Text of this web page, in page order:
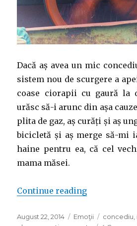
Dacă aș avea un mic
sistem nou de scurgere a
coase ciorapii cu gaură la
urăsc să-i arunc din așa
plita de gaz, aș curăți și aș
bicicletă și aș merge să-mi
haine pentru ea, că cel
mama măsei.
Continue reading“Mic
Posted
August 22, 2014 Categories
Emoţii Tags
concediu